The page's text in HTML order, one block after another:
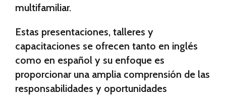
multifamiliar.
Estas presentaciones, talleres y
capacitaciones se ofrecen tanto en inglés
como en español y su enfoque es
proporcionar una amplia comprensión de las
responsabilidades y oportunidades